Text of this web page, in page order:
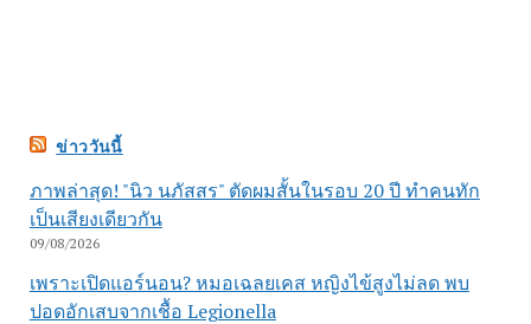
ข่าววันนี้
ภาพล่าสุด! "นิว นภัสสร" ตัดผมสั้นในรอบ 20 ปี ทำคนทัก
เป็นเสียงเดียวกัน
09/08/2026
เพราะเปิดแอร์นอน? หมอเฉลยเคส หญิงไข้สูงไม่ลด พบ
ปอดอักเสบจากเชื้อ Legionella